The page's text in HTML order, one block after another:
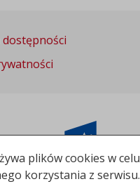
plików cookies w celu
korzystania z serwisu.